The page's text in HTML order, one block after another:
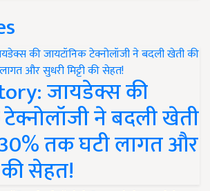
जायडेक्स की
ने बदली खेती
तक घटी लागत और
की सेहत!